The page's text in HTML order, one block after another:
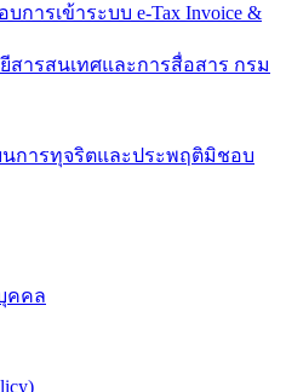
การเข้าระบบ e-Tax Invoice &
สารสนเทศและการสื่อสาร กรม
นการทุจริตและประพฤติมิชอบ
คคล